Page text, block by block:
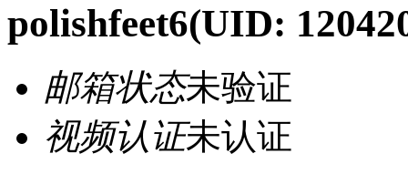
polishfeet6(UID:
邮箱状态未验证
视频认证未认证